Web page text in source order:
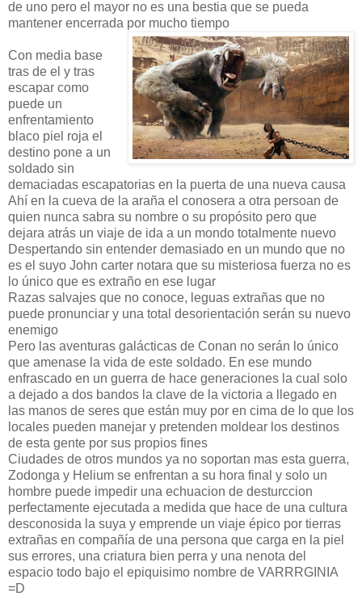
de uno pero el mayor no es una bestia que se pueda
mantener encerrada por mucho tiempo
Con media base
tras de el y tras
escapar como
puede un
enfrentamiento
blaco piel roja el
destino pone a un
soldado sin
demaciadas escapatorias en la puerta de una nueva causa
Ahí en la cueva de la araña el conosera a otra persoan de
quien nunca sabra su nombre o su propósito pero que
dejara atrás un viaje de ida a un mondo totalmente nuevo
Despertando sin entender demasiado en un mundo que no
es el suyo John carter notara que su misteriosa fuerza no es
lo único que es extraño en ese lugar
Razas salvajes que no conoce, leguas extrañas que no
puede pronunciar y una total desorientación serán su nuevo
enemigo
Pero las aventuras galácticas de Conan no serán lo único
que amenase la vida de este soldado. En ese mundo
enfrascado en un guerra de hace generaciones la cual solo
a dejado a dos bandos la clave de la victoria a llegado en
las manos de seres que están muy por en cima de lo que los
locales pueden manejar y pretenden moldear los destinos
de esta gente por sus propios fines
Ciudades de otros mundos ya no soportan mas esta guerra,
Zodonga y Helium se enfrentan a su hora final y solo un
hombre puede impedir una echuacion de desturccion
perfectamente ejecutada a medida que hace de una cultura
desconosida la suya y emprende un viaje épico por tierras
extrañas en compañía de una persona que carga en la piel
sus errores, una criatura bien perra y una nenota del
espacio todo bajo el epiquisimo nombre de VARRRGINIA
=D